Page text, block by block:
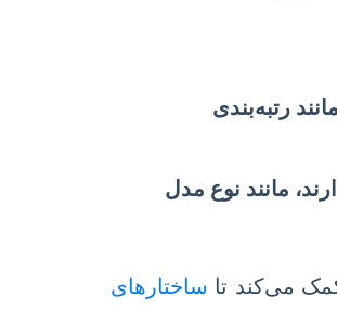
رتبه‌بندی
مانند نوع مدل
می‌کند تا ساختارهای